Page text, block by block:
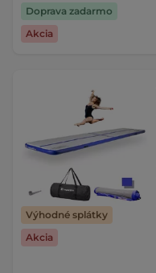
Doprava zadarmo
Akcia
Výhodné splátky
Akcia